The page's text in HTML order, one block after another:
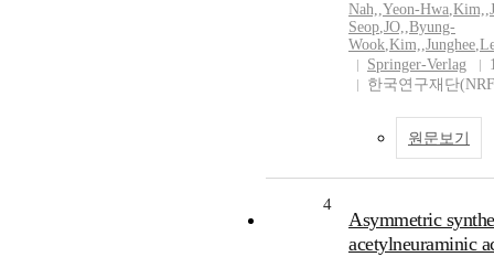
Nah,,Yeon-Hwa,Kim,,
Seop,JO,,Byung-
Wook,Kim,,Junghee,
Springer-Verlag
한국연구재단
원문보기
4
Asymmetric
acetylneuraminic